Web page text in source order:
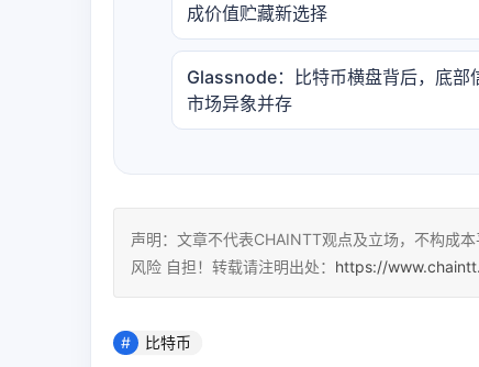
成价值贮藏新选择
Glassnode：比特币横盘背后，底部
市场异象并存
声明：文章不代表CHAINTT观点及立场，不构成
风险 自担！转载请注明出处： https://
比特币